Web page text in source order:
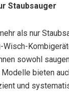
Staubsauger
als nur
sowohl
bieten
und